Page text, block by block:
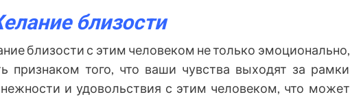
близости
близости с этим человеком не только эмоционально,
признаком того, что ваши чувства выходят за рамки
и удовольствия с этим человеком, что может